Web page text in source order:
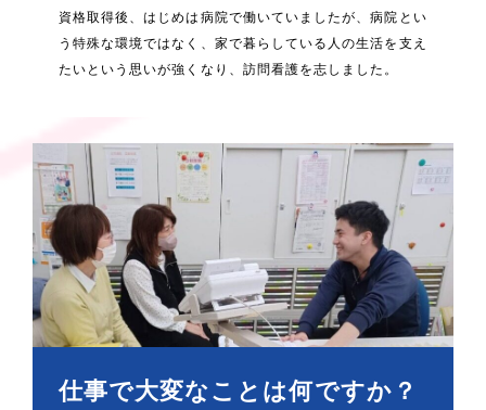
資格取得後、はじめは病院で働いていましたが、病院とい
う特殊な環境ではなく、家で暮らしている人の生活を支え
たいという思いが強くなり、訪問看護を志しました。
仕事で大変なことは何ですか？